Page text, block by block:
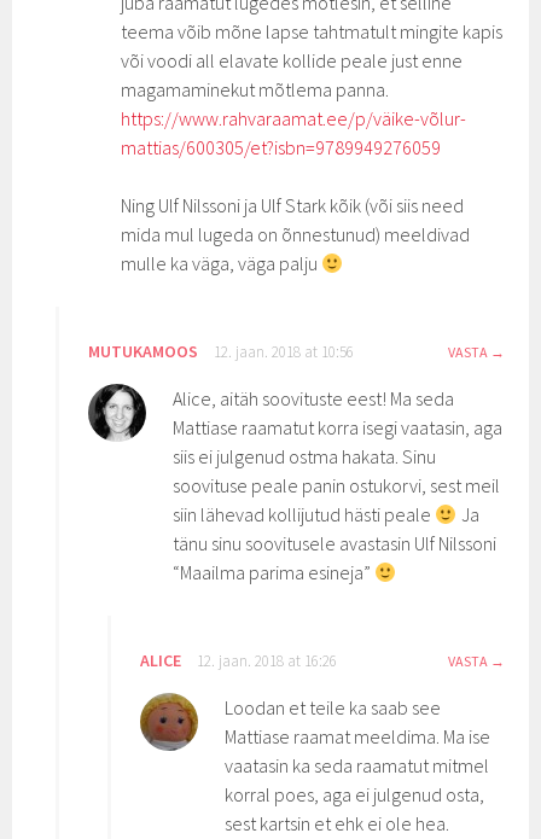
teema võib mõne lapse tahtmatult mingite kapis
või voodi all elavate kollide peale just enne
magamaminekut mõtlema panna.
https://www.rahvaraamat.ee/p/väike-võlur-
mattias/600305/et?isbn=9789949276059
Ning Ulf Nilssoni ja Ulf Stark kõik (või siis need
mida mul lugeda on õnnestunud) meeldivad
mulle ka väga, väga palju
MUTUKAMOOS 12. jaan. 2018 at 10:56 VASTA
Alice, aitäh soovituste eest! Ma seda
Mattiase raamatut korra isegi vaatasin, aga
siis ei julgenud ostma hakata. Sinu
soovituse peale panin ostukorvi, sest meil
siin lähevad kollijutud hästi peale
Ja
tänu sinu soovitusele avastasin Ulf Nilssoni
“Maailma parima esineja”
ALICE 12. jaan. 2018 at 16:26 VASTA
Loodan et teile ka saab see
Mattiase raamat meeldima. Ma ise
vaatasin ka seda raamatut mitmel
korral poes, aga ei julgenud osta,
sest kartsin et ehk ei ole hea.